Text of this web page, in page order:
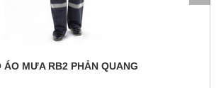
ÁO MƯA RB2 PHẢN QUANG